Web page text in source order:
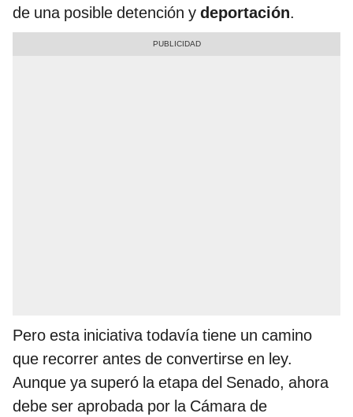
de una posible detención y deportación.
Pero esta iniciativa todavía tiene un camino
que recorrer antes de convertirse en ley.
Aunque ya superó la etapa del Senado, ahora
debe ser aprobada por la Cámara de